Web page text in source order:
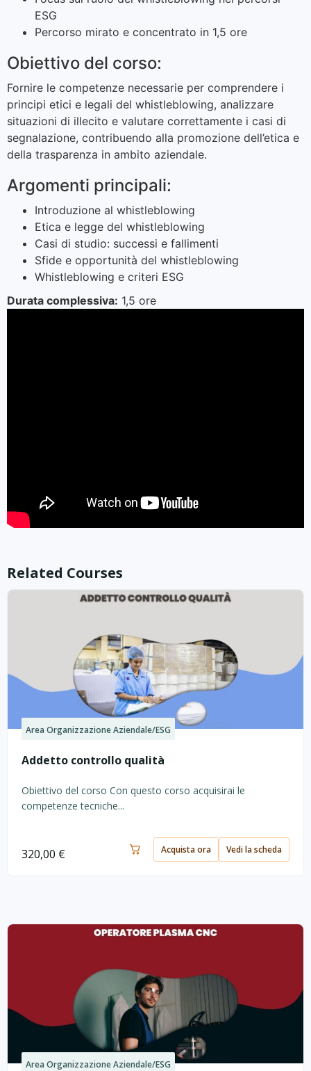
ESG
Percorso mirato e concentrato in 1,5 ore
Obiettivo del corso:
Fornire le competenze necessarie per comprendere i
principi etici e legali del whistleblowing, analizzare
situazioni di illecito e valutare correttamente i casi di
segnalazione, contribuendo alla promozione dell’etica e
della trasparenza in ambito aziendale.
Argomenti principali:
Introduzione al whistleblowing
Etica e legge del whistleblowing
Casi di studio: successi e fallimenti
Sfide e opportunità del whistleblowing
Whistleblowing e criteri ESG
Durata complessiva: 1,5 ore
Related Courses
Area Organizzazione Aziendale/ESG
Addetto controllo qualità
Obiettivo del corso Con questo corso acquisirai le
competenze tecniche...
320,00 € Acquista ora Vedi la scheda
Area Organizzazione Aziendale/ESG